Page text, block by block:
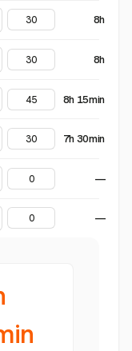
8h
8h
8h 15min
7h 30min
—
—